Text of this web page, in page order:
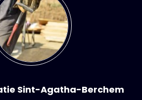
Sint-Agatha-Berchem